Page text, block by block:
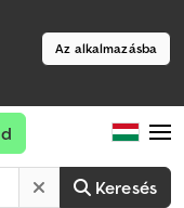
Az alkalmazásba
Keresés